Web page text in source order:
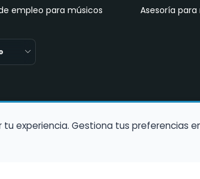
empleo para músicos
Asesoría
experiencia. Gestiona tus preferencias